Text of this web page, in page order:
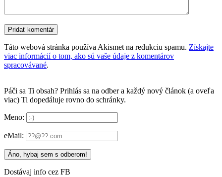
Táto webová stránka používa Akismet na redukciu spamu. Získajte
viac informácií o tom, ako sú vaše údaje z komentárov
spracovávané.
Páči sa Ti obsah? Prihlás sa na odber a každý nový článok (a oveľa
viac) Ti dopedáluje rovno do schránky.
Meno:
eMail:
Dostávaj info cez FB